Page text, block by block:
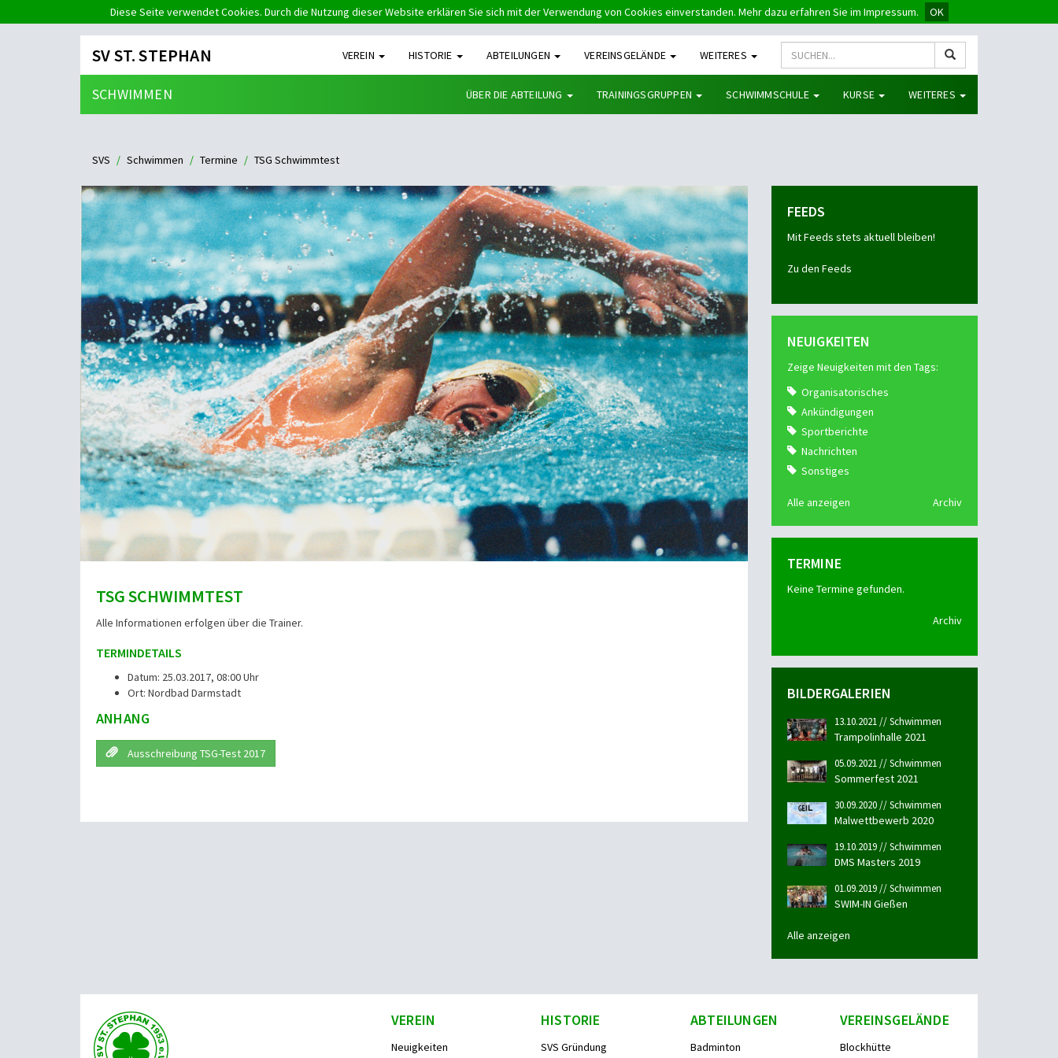
Diese Seite verwendet Cookies. Durch die Nutzung dieser Website erklären Sie sich mit der Verwendung von Cookies einverstanden. Mehr dazu erfahren Sie im Impressum. OK
SV ST. STEPHAN VEREIN HISTORIE ABTEILUNGEN VEREINSGELÄNDE WEITERES
SCHWIMMEN ÜBER DIE ABTEILUNG TRAININGSGRUPPEN SCHWIMMSCHULE KURSE WEITERES
SVS Schwimmen Termine TSG Schwimmtest
TSG SCHWIMMTEST
Alle Informationen erfolgen über die Trainer.
TERMINDETAILS
Datum: 25.03.2017, 08:00 Uhr
Ort: Nordbad Darmstadt
ANHANG
Ausschreibung TSG-Test 2017
FEEDS
Mit Feeds stets aktuell bleiben!
Zu den Feeds
NEUIGKEITEN
Zeige Neuigkeiten mit den Tags:
Organisatorisches
Ankündigungen
Sportberichte
Nachrichten
Sonstiges
Alle anzeigen Archiv
TERMINE
Keine Termine gefunden.
Archiv
BILDERGALERIEN
13.10.2021 // Schwimmen
Trampolinhalle 2021
05.09.2021 // Schwimmen
Sommerfest 2021
30.09.2020 // Schwimmen
Malwettbewerb 2020
19.10.2019 // Schwimmen
DMS Masters 2019
01.09.2019 // Schwimmen
SWIM-IN Gießen
Alle anzeigen
VEREIN
Neuigkeiten
HISTORIE
SVS Gründung
ABTEILUNGEN
Badminton
VEREINSGELÄNDE
Blockhütte